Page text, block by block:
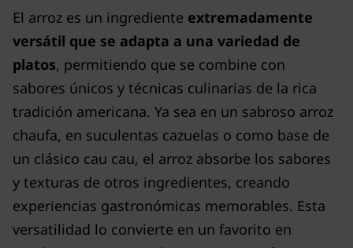
El arroz es un ingrediente extremadamente
versátil que se adapta a una variedad de
platos, permitiendo que se combine con
sabores únicos y técnicas culinarias de la rica
tradición americana. Ya sea en un sabroso arroz
chaufa, en suculentas cazuelas o como base de
un clásico cau cau, el arroz absorbe los sabores
y texturas de otros ingredientes, creando
experiencias gastronómicas memorables. Esta
versatilidad lo convierte en un favorito en